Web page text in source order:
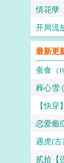
情花孽
开局流
最新更
蚕食（
葬心雪
【快
恋爱瘾
遇虎(
贰拾【